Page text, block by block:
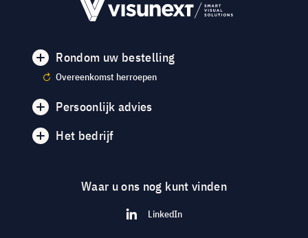
Rondom uw bestelling
Overeenkomst herroepen
Persoonlijk advies
Het bedrijf
Waar u ons nog kunt vinden
LinkedIn